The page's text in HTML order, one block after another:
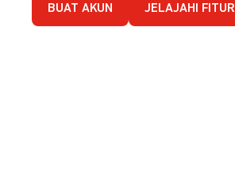
BUAT AKUN JELAJAHI FITUR